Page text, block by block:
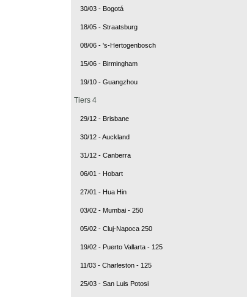
30/03 - Bogotá
18/05 - Straatsburg
08/06 - 's-Hertogenbosch
15/06 - Birmingham
19/10 - Guangzhou
Tiers 4
29/12 - Brisbane
30/12 - Auckland
31/12 - Canberra
06/01 - Hobart
27/01 - Hua Hin
03/02 - Mumbai - 250
05/02 - Cluj-Napoca 250
19/02 - Puerto Vallarta - 125
11/03 - Charleston - 125
25/03 - San Luis Potosi